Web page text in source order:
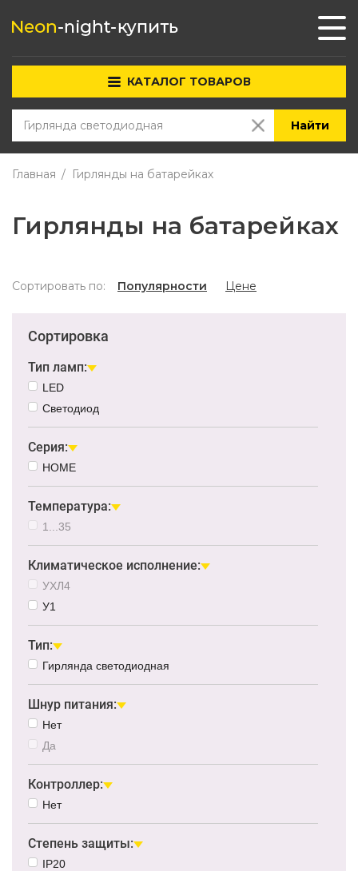
КАТАЛОГ ТОВАРОВ
Найти
Главная Гирлянды на батарейках
Гирлянды на батарейках
Сортировать по: Популярности Цене
Сортировка
Тип ламп:
LED
Светодиод
Серия:
HOME
Температура:
1...35
Климатическое исполнение:
УХЛ4
У1
Тип:
Гирлянда светодиодная
Шнур питания:
Нет
Да
Контроллер:
Нет
Степень защиты:
IP20